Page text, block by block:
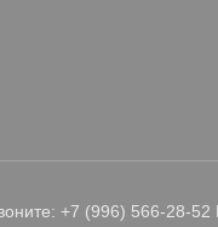
+7 (996) 566-28-